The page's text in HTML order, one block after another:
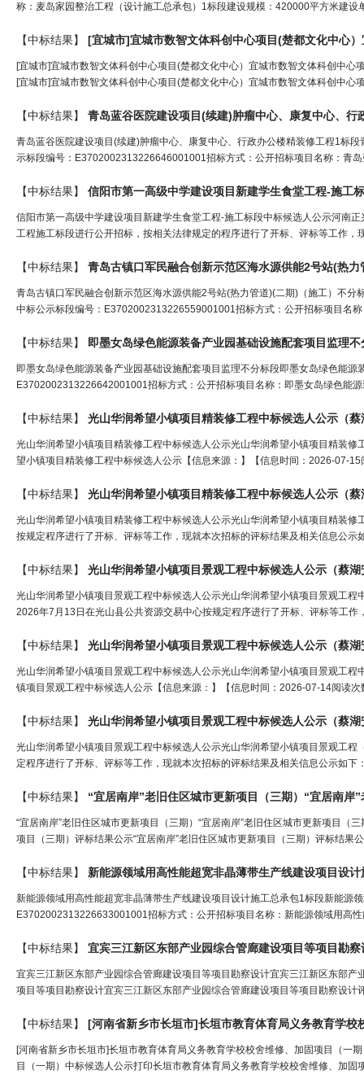
称：麦岛家园整治工程（设计施工总承包）1标段建设规模：420000平方米建
【中标结果】
[宜城市]宜城市数智文体科创中心项目(楚都文化中心）宜城市数智文体科创中
[宜城市]宜城市数智文体科创中心项目(楚都文化中心）宜城市数智文体科创中心
【中标结果】 青岛蓝谷医院建设项目(续建)肿瘤中心、康复中心、行
青岛蓝谷医院建设项目(续建)肿瘤中心、康复中心、行政办公楼精装修工程1标
示标段编号：E3702002313226646001001招标方式：公开招标项目名称：青
【中标结果】 信阳市第一高级中学建设项目新建学生食堂工程-施工
信阳市第一高级中学建设项目新建学生食堂工程-施工标段中标候选人公示河南
工程施工标段进行公开招标，按相关法律规定的程序进行了开标、评标等工作
【中标结果】 青岛古镇口军民融合创新示范区海水源供能2号站(热
青岛古镇口军民融合创新示范区海水源供能2号站(热力管道)(二期)（施工）不
中标公示标段编号：E3702002313226559001001招标方式：公开招标项目名
【中标结果】 即墨女岛绿色能源装备产业园基础设施配套项目监理不
即墨女岛绿色能源装备产业园基础设施配套项目监理不分标段即墨女岛绿色能
E3702002313226642001001招标方式：公开招标项目名称：即墨女岛绿色能
【中标结果】 光山华润希望小镇项目精装修工程中标候选人公示（蔡
光山华润希望小镇项目精装修工程中标候选人公示光山华润希望小镇项目精装
望小镇项目精装修工程中标候选人公示【信息来源：】【信息时间：2026-07-
【中标结果】 光山华润希望小镇项目精装修工程中标候选人公示（蔡
光山华润希望小镇项目精装修工程中标候选人公示光山华润希望小镇项目精装
按规定程序进行了开标、评标等工作，现就本次招标的评标结果及相关信息公
【中标结果】 光山华润希望小镇项目景观工程中标候选人公示（蔡湖
光山华润希望小镇项目景观工程中标候选人公示光山华润希望小镇项目景观工
2026年7月13日在光山县公共资源交易中心按规定程序进行了开标、评标等工
【中标结果】 光山华润希望小镇项目景观工程中标候选人公示（蔡湖
光山华润希望小镇项目景观工程中标候选人公示光山华润希望小镇项目景观工
镇项目景观工程中标候选人公示【信息来源：】【信息时间：2026-07-14阅读
【中标结果】 光山华润希望小镇项目景观工程中标候选人公示（蔡湖
光山华润希望小镇项目景观工程中标候选人公示光山华润希望小镇项目景观工
定程序进行了开标、评标等工作，现就本次招标的评标结果及相关信息公示如
【中标结果】 “宜居南岸”老旧住区城市更新项目（三期）“宜居南岸”
“宜居南岸”老旧住区城市更新项目（三期）“宜居南岸”老旧住区城市更新项目（
项目（三期）评标结果公示“宜居南岸”老旧住区城市更新项目（三期）评标结果
【中标结果】 新能源领域用高性能超宽非晶薄带生产线建设项目设
新能源领域用高性能超宽非晶薄带生产线建设项目设计施工总承包1标段新能源
E3702002313226633001001招标方式：公开招标项目名称：新能源领域用高
【中标结果】 宜宾三江新区东部产业园综合管廊建设项目等项目勘
宜宾三江新区东部产业园综合管廊建设项目等项目勘察设计宜宾三江新区东部
项目等项目勘察设计宜宾三江新区东部产业园综合管廊建设项目等项目勘察设计
【中标结果】
[河南省新乡市长垣市]长垣市教育体育局义务教育学校校舍维修、加固项目（一
目（一期）中标候选人公示打印长垣市教育体育局义务教育学校校舍维修、加